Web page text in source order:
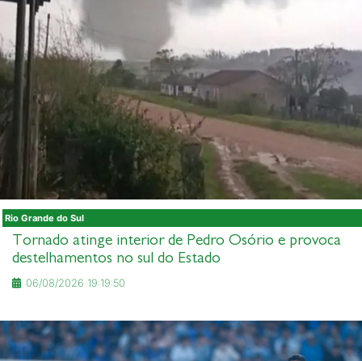
Rio Grande do Sul
Tornado atinge interior de Pedro Osório e provoca
destelhamentos no sul do Estado
06/08/2026 19:19:50